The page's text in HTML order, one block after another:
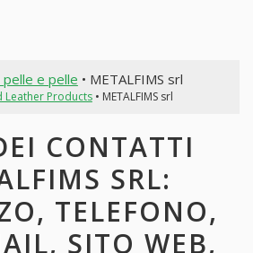
e pelle • METALFIMS srl
Leather Products• METALFIMS srl
CONTATTI
SRL:
TELEFONO,
SITO WEB,